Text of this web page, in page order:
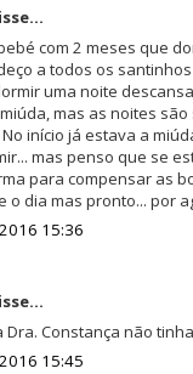
com 2 meses que
a todos os
uma noite
mas as noites
início já estava a
mas penso que se
para compensar as
o dia mas pronto... por
15:36
Dra. Constança não
15:45